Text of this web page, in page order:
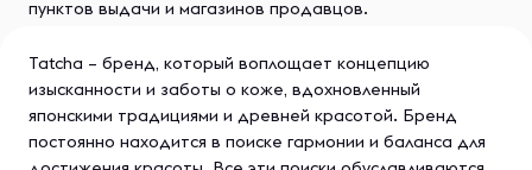
пунктов выдачи и магазинов продавцов.
Tatcha – бренд, который воплощает концепцию
изысканности и заботы о коже, вдохновленный
японскими традициями и древней красотой. Бренд
постоянно находится в поиске гармонии и баланса для